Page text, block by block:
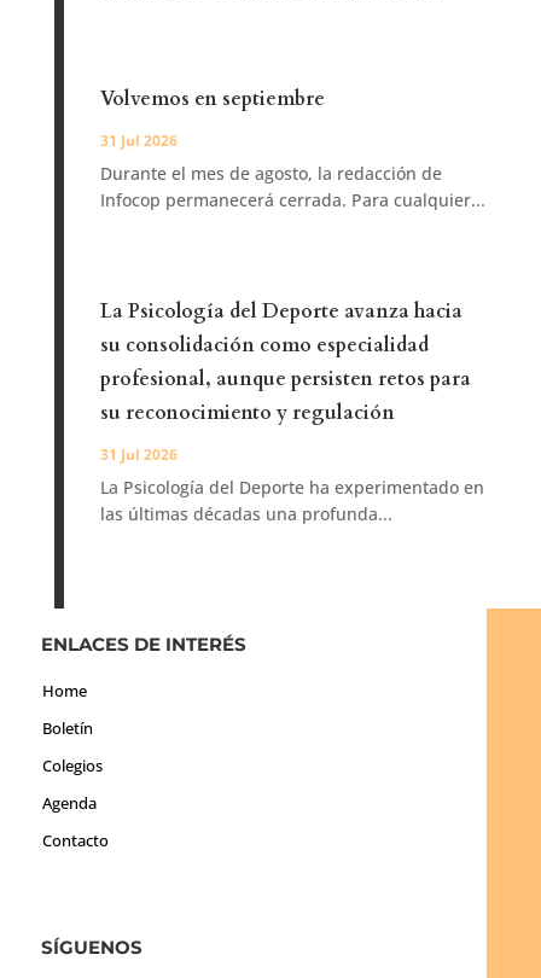
Volvemos en septiembre
31 Jul 2026
Durante el mes de agosto, la redacción de
Infocop permanecerá cerrada. Para cualquier...
La Psicología del Deporte avanza hacia
su consolidación como especialidad
profesional, aunque persisten retos para
su reconocimiento y regulación
31 Jul 2026
La Psicología del Deporte ha experimentado en
las últimas décadas una profunda...
ENLACES DE INTERÉS
Home
Boletín
Colegios
Agenda
Contacto
SÍGUENOS